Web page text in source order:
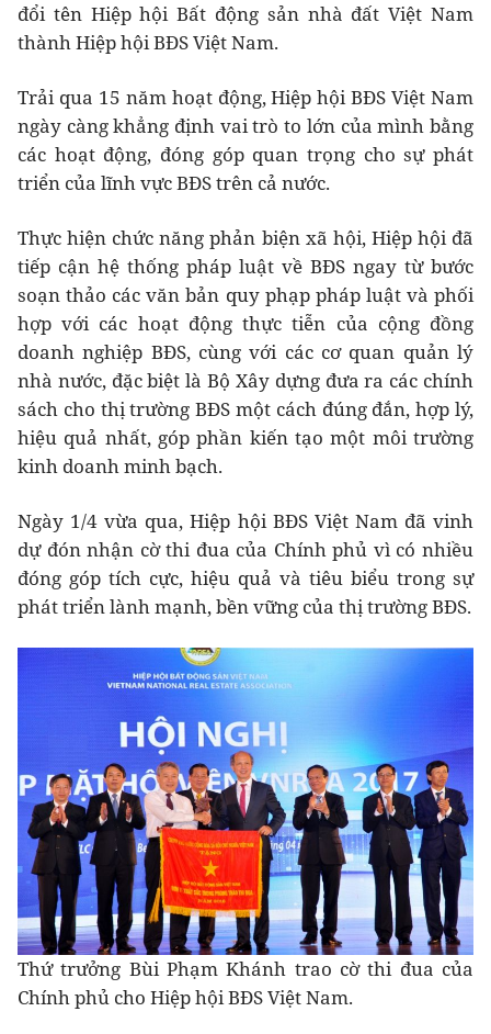
đổi tên Hiệp hội Bất động sản nhà đất Việt Nam
thành Hiệp hội BĐS Việt Nam.
Trải qua 15 năm hoạt động, Hiệp hội BĐS Việt Nam
ngày càng khẳng định vai trò to lớn của mình bằng
các hoạt động, đóng góp quan trọng cho sự phát
triển của lĩnh vực BĐS trên cả nước.
Thực hiện chức năng phản biện xã hội, Hiệp hội đã
tiếp cận hệ thống pháp luật về BĐS ngay từ bước
soạn thảo các văn bản quy phạp pháp luật và phối
hợp với các hoạt động thực tiễn của cộng đồng
doanh nghiệp BĐS, cùng với các cơ quan quản lý
nhà nước, đặc biệt là Bộ Xây dựng đưa ra các chính
sách cho thị trường BĐS một cách đúng đắn, hợp lý,
hiệu quả nhất, góp phần kiến tạo một môi trường
kinh doanh minh bạch.
Ngày 1/4 vừa qua, Hiệp hội BĐS Việt Nam đã vinh
dự đón nhận cờ thi đua của Chính phủ vì có nhiều
đóng góp tích cực, hiệu quả và tiêu biểu trong sự
phát triển lành mạnh, bền vững của thị trường BĐS.
Thứ trưởng Bùi Phạm Khánh trao cờ thi đua của
Chính phủ cho Hiệp hội BĐS Việt Nam.